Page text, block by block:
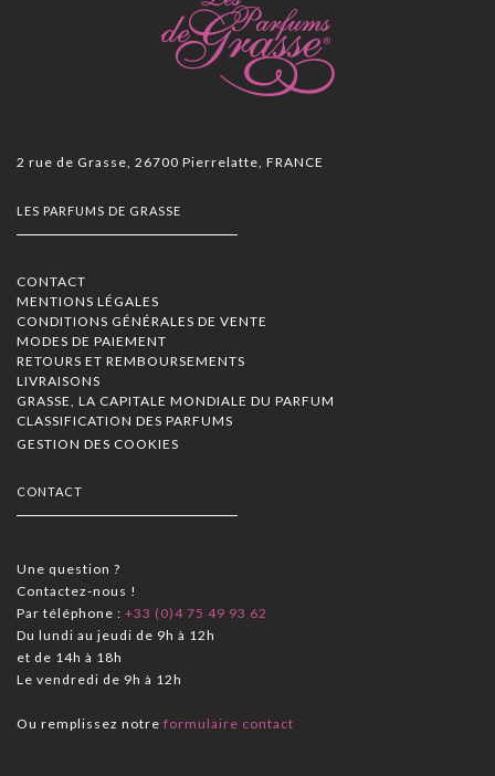
2 rue de Grasse, 26700 Pierrelatte, FRANCE
LES PARFUMS DE GRASSE
CONTACT
MENTIONS LÉGALES
CONDITIONS GÉNÉRALES DE VENTE
MODES DE PAIEMENT
RETOURS ET REMBOURSEMENTS
LIVRAISONS
GRASSE, LA CAPITALE MONDIALE DU PARFUM
CLASSIFICATION DES PARFUMS
GESTION DES COOKIES
CONTACT
Une question ?
Contactez-nous !
Par téléphone : +33 (0)4 75 49 93 62
Du lundi au jeudi de 9h à 12h
et de 14h à 18h
Le vendredi de 9h à 12h
Ou remplissez notre formulaire contact